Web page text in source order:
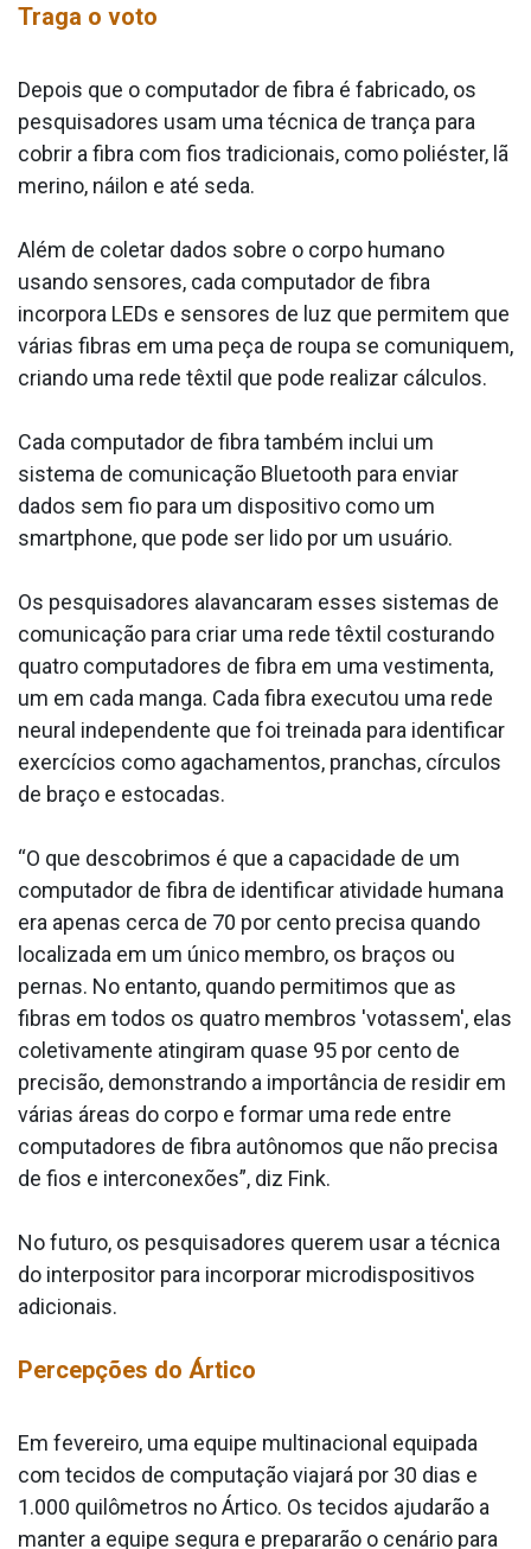
Traga o voto
Depois que o computador de fibra é fabricado, os
pesquisadores usam uma técnica de trança para
cobrir a fibra com fios tradicionais, como poliéster, lã
merino, náilon e até seda.
Além de coletar dados sobre o corpo humano
usando sensores, cada computador de fibra
incorpora LEDs e sensores de luz que permitem que
várias fibras em uma peça de roupa se comuniquem,
criando uma rede têxtil que pode realizar cálculos.
Cada computador de fibra também inclui um
sistema de comunicação Bluetooth para enviar
dados sem fio para um dispositivo como um
smartphone, que pode ser lido por um usuário.
Os pesquisadores alavancaram esses sistemas de
comunicação para criar uma rede têxtil costurando
quatro computadores de fibra em uma vestimenta,
um em cada manga. Cada fibra executou uma rede
neural independente que foi treinada para identificar
exercícios como agachamentos, pranchas, círculos
de braço e estocadas.
“O que descobrimos é que a capacidade de um
computador de fibra de identificar atividade humana
era apenas cerca de 70 por cento precisa quando
localizada em um único membro, os braços ou
pernas. No entanto, quando permitimos que as
fibras em todos os quatro membros 'votassem', elas
coletivamente atingiram quase 95 por cento de
precisão, demonstrando a importância de residir em
várias áreas do corpo e formar uma rede entre
computadores de fibra autônomos que não precisa
de fios e interconexões”, diz Fink.
No futuro, os pesquisadores querem usar a técnica
do interpositor para incorporar microdispositivos
adicionais.
Percepções do Ártico
Em fevereiro, uma equipe multinacional equipada
com tecidos de computação viajará por 30 dias e
1.000 quilômetros no Ártico. Os tecidos ajudarão a
manter a equipe segura e prepararão o cenário para